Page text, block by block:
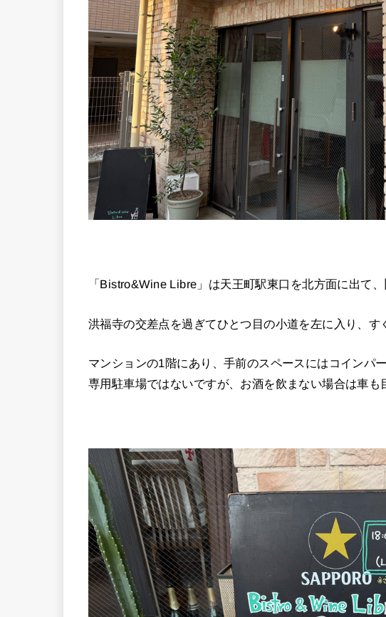
「Bistro&Wine Libre」は天王町駅東口を北方面に出て
洪福寺の交差点を過ぎてひとつ目の小道を左に入り、す
マンションの1階にあり、手前のスペースにはコインパ
専用駐車場ではないですが、お酒を飲まない場合は車も